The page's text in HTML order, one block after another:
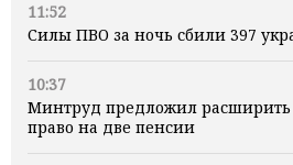
11:52
Силы ПВО за ночь сбили 397
10:37
Минтруд предложил
право на две пенсии